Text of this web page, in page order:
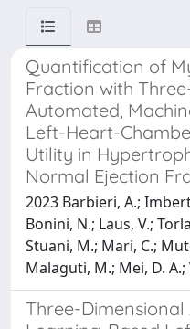
Quantification of
Fraction with
Automated,
Left-Heart-
Utility in
Normal Ejection
2023 Barbieri, A.;
Bonini, N.; Laus, V.;
Stuani, M.; Mari, C.;
Malaguti, M.; Mei, D.
Three-